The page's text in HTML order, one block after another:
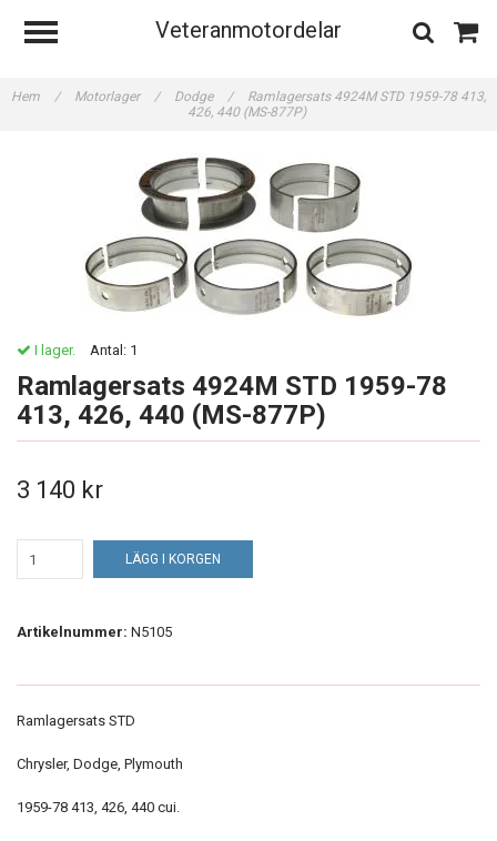
Veteranmotordelar
Hem / Motorlager / Dodge /
Ramlagersats 4924M STD 1959-78 413,
426, 440 (MS-877P)
I lager. Antal: 1
Ramlagersats 4924M STD 1959-78
413, 426, 440 (MS-877P)
3 140 kr
LÄGG I KORGEN
Artikelnummer: N5105
Ramlagersats STD
Chrysler, Dodge, Plymouth
1959-78 413, 426, 440 cui.